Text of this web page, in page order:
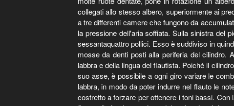
collegati allo stesso albero, superiormente ai
a tre differenti camere che fungono da
la pressione dell'aria soffiata. Sulla sinistra del
sessantaquattro pollici. Esso è suddiviso in
mosse da denti posti alla periferia del cilindro.
labbra e della lingua del flautista. Poiché il
suo asse, è possibile a ogni giro variare le
labbra, in modo da poter indurre nel flauto le
costretto a forzare per ottenere i toni bassi.